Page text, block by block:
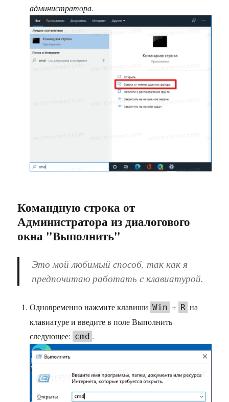
администратора.
Командную строка от
Администратора из диалогового
окна "Выполнить"
Это мой любимый способ, так как я
предпочитаю работать с клавиатурой.
Одновременно нажмите клавиши Win + R на
клавиатуре и введите в поле Выполнить
следующее: cmd .